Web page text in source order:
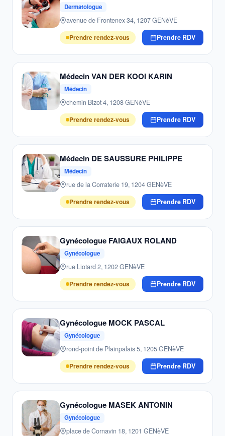
Dermatologue
avenue de Frontenex 34, 1207 GENèVE
Prendre rendez-vous
Prendre RDV
Médecin VAN DER KOOI KARIN
Médecin
chemin Bizot 4, 1208 GENèVE
Prendre rendez-vous
Prendre RDV
Médecin DE SAUSSURE PHILIPPE
Médecin
rue de la Corraterie 19, 1204 GENèVE
Prendre rendez-vous
Prendre RDV
Gynécologue FAIGAUX ROLAND
Gynécologue
rue Liotard 2, 1202 GENèVE
Prendre rendez-vous
Prendre RDV
Gynécologue MOCK PASCAL
Gynécologue
rond-point de Plainpalais 5, 1205 GENèVE
Prendre rendez-vous
Prendre RDV
Gynécologue MASEK ANTONIN
Gynécologue
place de Cornavin 18, 1201 GENèVE